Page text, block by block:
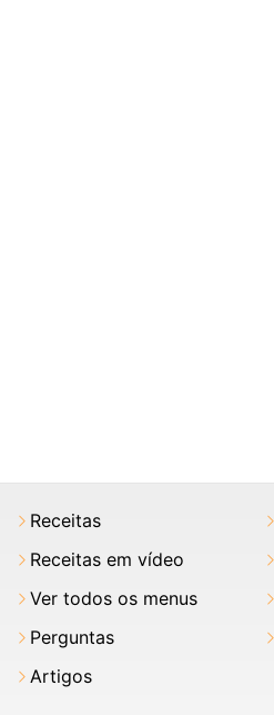
Receitas
Receitas em vídeo
Ver todos os menus
Perguntas
Artigos